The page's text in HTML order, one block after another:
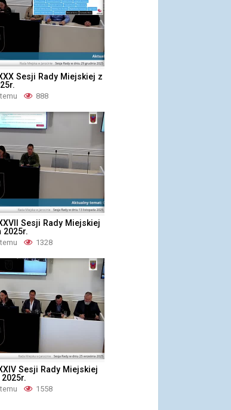
Sesji Rady Miejskiej z
888
Sesji Rady Miejskiej
2025r.
1328
Sesji Rady Miejskiej
1558